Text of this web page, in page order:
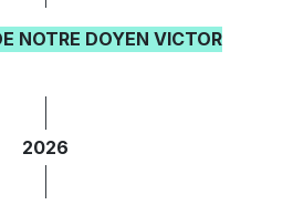
NOTRE DOYEN VICTOR
2026